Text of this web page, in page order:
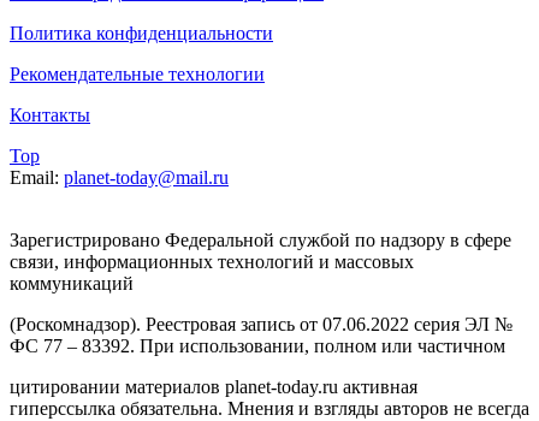
Политика конфиденциальности
Рекомендательные технологии
Контакты
Top
Email: planet-today@mail.ru
Зарегистрировано Федеральной службой по надзору в сфере
связи, информационных технологий и массовых
коммуникаций
(Роскомнадзор). Реестровая запись от 07.06.2022 серия ЭЛ №
ФС 77 – 83392. При использовании, полном или частичном
цитировании материалов planet-today.ru активная
гиперссылка обязательна. Мнения и взгляды авторов не всегда